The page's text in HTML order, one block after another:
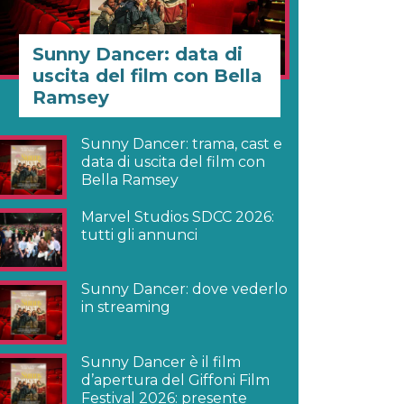
Sunny Dancer: data di
uscita del film con Bella
Ramsey
Sunny Dancer: trama, cast e
data di uscita del film con
Bella Ramsey
Marvel Studios SDCC 2026:
tutti gli annunci
Sunny Dancer: dove vederlo
in streaming
Sunny Dancer è il film
d’apertura del Giffoni Film
Festival 2026: presente